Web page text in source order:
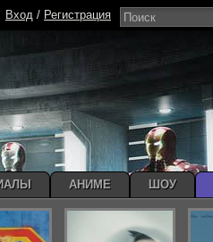
Вход / Регистрация
АНИМЕ ШОУ